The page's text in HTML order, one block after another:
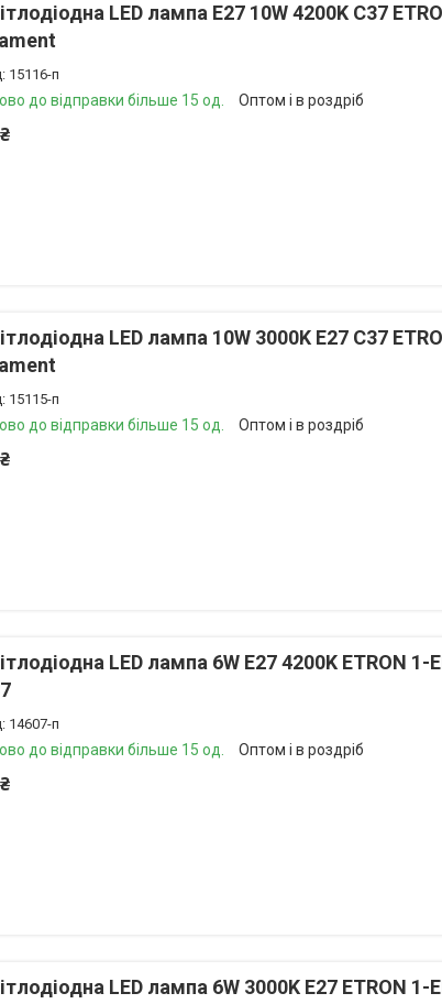
LED лампа E27 10W 4200K С37
15116-п
до відправки більше 15 од. Оптом і в роздріб
LED лампа 10W 3000K E27 С37
15115-п
до відправки більше 15 од. Оптом і в роздріб
LED лампа 6W E27 4200K ETRON 1-
14607-п
до відправки більше 15 од. Оптом і в роздріб
LED лампа 6W 3000K E27 ETRON 1-